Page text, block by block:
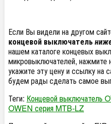
Если Вы видели на другом
концевой выключатель
нашем каталоге концевых
микровыключателей, нажмите
укажите эту цену и ссылку
будем рады сделать самое
Теги: Концевой выключатель
OWEN серия MTB-LZ